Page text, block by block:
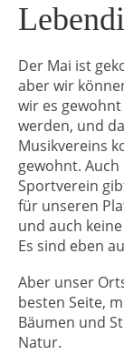
Der Mai ist
aber wir
wir es
werden, und
Musikvereins
gewohnt.
Sportverein
für unseren
und auch
Es sind eben
Aber unser
besten Seite,
Bäumen und
Natur.